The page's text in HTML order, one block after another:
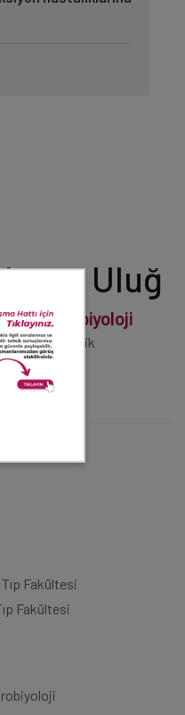
Uluğ
ve Mikrobiyoloji
ve Klinik
Fakültesi
Fakültesi